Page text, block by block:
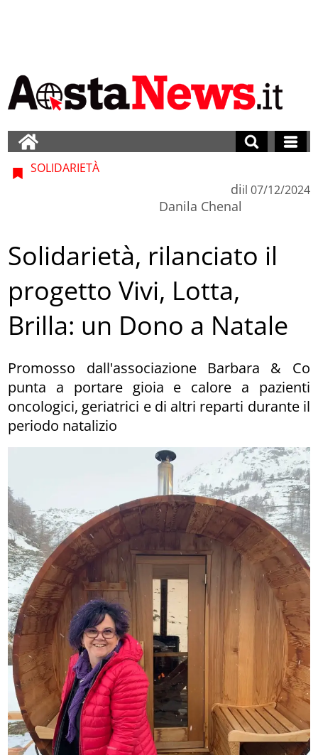
SOLIDARIETÀ
di
Danila Chenal
il 07/12/2024
Solidarietà, rilanciato il
progetto Vivi, Lotta,
Brilla: un Dono a Natale
Promosso dall'associazione Barbara & Co
punta a portare gioia e calore a pazienti
oncologici, geriatrici e di altri reparti durante il
periodo natalizio